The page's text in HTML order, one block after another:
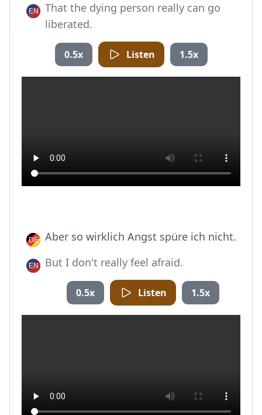
That the dying person really can go
liberated.
0.5x Listen 1.5x
Aber so wirklich Angst spüre ich nicht.
But I don't really feel afraid.
0.5x Listen 1.5x